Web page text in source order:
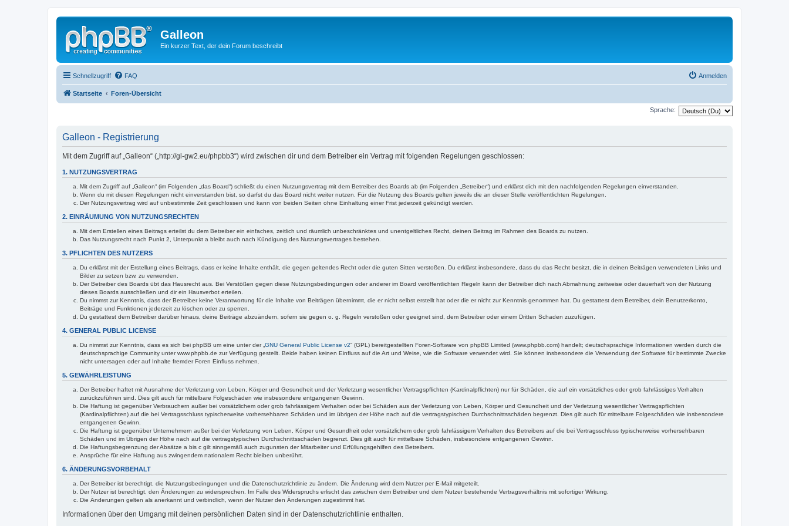
Galleon
Ein kurzer Text, der dein Forum beschreibt
Schnellzugriff FAQ Anmelden
Startseite Foren-Übersicht
Sprache:
Galleon - Registrierung
Mit dem Zugriff auf „Galleon“ („http://gl-gw2.eu/phpbb3“) wird zwischen dir und dem Betreiber ein Vertrag mit folgenden Regelungen geschlossen:
1. NUTZUNGSVERTRAG
Mit dem Zugriff auf „Galleon“ (im Folgenden „das Board“) schließt du einen Nutzungsvertrag mit dem Betreiber des Boards ab (im Folgenden „Betreiber“) und erklärst dich mit den nachfolgenden Regelungen einverstanden.
Wenn du mit diesen Regelungen nicht einverstanden bist, so darfst du das Board nicht weiter nutzen. Für die Nutzung des Boards gelten jeweils die an dieser Stelle veröffentlichten Regelungen.
Der Nutzungsvertrag wird auf unbestimmte Zeit geschlossen und kann von beiden Seiten ohne Einhaltung einer Frist jederzeit gekündigt werden.
2. EINRÄUMUNG VON NUTZUNGSRECHTEN
Mit dem Erstellen eines Beitrags erteilst du dem Betreiber ein einfaches, zeitlich und räumlich unbeschränktes und unentgeltliches Recht, deinen Beitrag im Rahmen des Boards zu nutzen.
Das Nutzungsrecht nach Punkt 2, Unterpunkt a bleibt auch nach Kündigung des Nutzungsvertrages bestehen.
3. PFLICHTEN DES NUTZERS
Du erklärst mit der Erstellung eines Beitrags, dass er keine Inhalte enthält, die gegen geltendes Recht oder die guten Sitten verstoßen. Du erklärst insbesondere, dass du das Recht besitzt, die in deinen Beiträgen verwendeten Links und
Bilder zu setzen bzw. zu verwenden.
Der Betreiber des Boards übt das Hausrecht aus. Bei Verstößen gegen diese Nutzungsbedingungen oder anderer im Board veröffentlichten Regeln kann der Betreiber dich nach Abmahnung zeitweise oder dauerhaft von der Nutzung
dieses Boards ausschließen und dir ein Hausverbot erteilen.
Du nimmst zur Kenntnis, dass der Betreiber keine Verantwortung für die Inhalte von Beiträgen übernimmt, die er nicht selbst erstellt hat oder die er nicht zur Kenntnis genommen hat. Du gestattest dem Betreiber, dein Benutzerkonto,
Beiträge und Funktionen jederzeit zu löschen oder zu sperren.
Du gestattest dem Betreiber darüber hinaus, deine Beiträge abzuändern, sofern sie gegen o. g. Regeln verstoßen oder geeignet sind, dem Betreiber oder einem Dritten Schaden zuzufügen.
4. GENERAL PUBLIC LICENSE
Du nimmst zur Kenntnis, dass es sich bei phpBB um eine unter der „ GNU General Public License v2“ (GPL) bereitgestellten Foren-Software von phpBB Limited (www.phpbb.com) handelt; deutschsprachige Informationen werden durch die
deutschsprachige Community unter www.phpbb.de zur Verfügung gestellt. Beide haben keinen Einfluss auf die Art und Weise, wie die Software verwendet wird. Sie können insbesondere die Verwendung der Software für bestimmte Zwecke
nicht untersagen oder auf Inhalte fremder Foren Einfluss nehmen.
5. GEWÄHRLEISTUNG
Der Betreiber haftet mit Ausnahme der Verletzung von Leben, Körper und Gesundheit und der Verletzung wesentlicher Vertragspflichten (Kardinalpflichten) nur für Schäden, die auf ein vorsätzliches oder grob fahrlässiges Verhalten
zurückzuführen sind. Dies gilt auch für mittelbare Folgeschäden wie insbesondere entgangenen Gewinn.
Die Haftung ist gegenüber Verbrauchern außer bei vorsätzlichem oder grob fahrlässigem Verhalten oder bei Schäden aus der Verletzung von Leben, Körper und Gesundheit und der Verletzung wesentlicher Vertragspflichten
(Kardinalpflichten) auf die bei Vertragsschluss typischerweise vorhersehbaren Schäden und im übrigen der Höhe nach auf die vertragstypischen Durchschnittsschäden begrenzt. Dies gilt auch für mittelbare Folgeschäden wie insbesondere
entgangenen Gewinn.
Die Haftung ist gegenüber Unternehmern außer bei der Verletzung von Leben, Körper und Gesundheit oder vorsätzlichem oder grob fahrlässigem Verhalten des Betreibers auf die bei Vertragsschluss typischerweise vorhersehbaren
Schäden und im Übrigen der Höhe nach auf die vertragstypischen Durchschnittsschäden begrenzt. Dies gilt auch für mittelbare Schäden, insbesondere entgangenen Gewinn.
Die Haftungsbegrenzung der Absätze a bis c gilt sinngemäß auch zugunsten der Mitarbeiter und Erfüllungsgehilfen des Betreibers.
Ansprüche für eine Haftung aus zwingendem nationalem Recht bleiben unberührt.
6. ÄNDERUNGSVORBEHALT
Der Betreiber ist berechtigt, die Nutzungsbedingungen und die Datenschutzrichtlinie zu ändern. Die Änderung wird dem Nutzer per E-Mail mitgeteilt.
Der Nutzer ist berechtigt, den Änderungen zu widersprechen. Im Falle des Widerspruchs erlischt das zwischen dem Betreiber und dem Nutzer bestehende Vertragsverhältnis mit sofortiger Wirkung.
Die Änderungen gelten als anerkannt und verbindlich, wenn der Nutzer den Änderungen zugestimmt hat.
Informationen über den Umgang mit deinen persönlichen Daten sind in der Datenschutzrichtlinie enthalten.